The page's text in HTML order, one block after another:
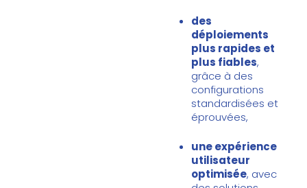
des
déploiements
plus rapides et
plus fiables,
grâce à des
configurations
standardisées et
éprouvées,
une expérience
utilisateur
optimisée, avec